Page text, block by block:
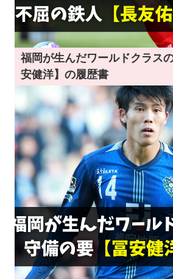
福岡が生んだワールドクラス
安健洋】の履歴書